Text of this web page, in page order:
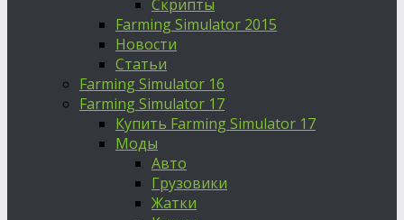
Скрипты
Farming Simulator 2015
Новости
Статьи
Farming Simulator 16
Farming Simulator 17
Купить Farming Simulator 17
Моды
Авто
Грузовики
Жатки